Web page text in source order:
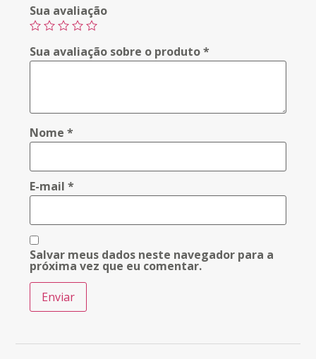
Sua avaliação
Sua avaliação sobre o produto*
Nome*
E-mail*
Salvar meus dados neste navegador para a
próxima vez que eu comentar.